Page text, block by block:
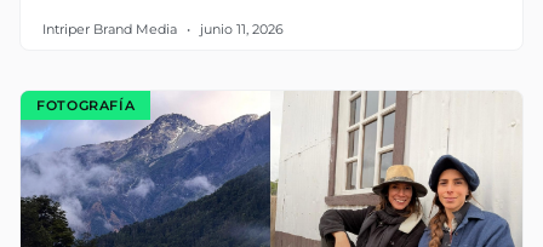
Intriper Brand Media junio 11, 2026
FOTOGRAFÍA